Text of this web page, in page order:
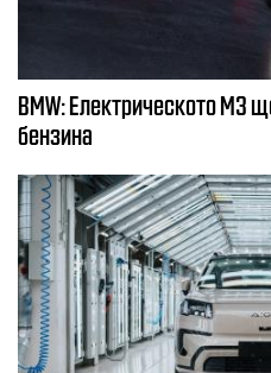
BMW: Електрическото М3
бензина